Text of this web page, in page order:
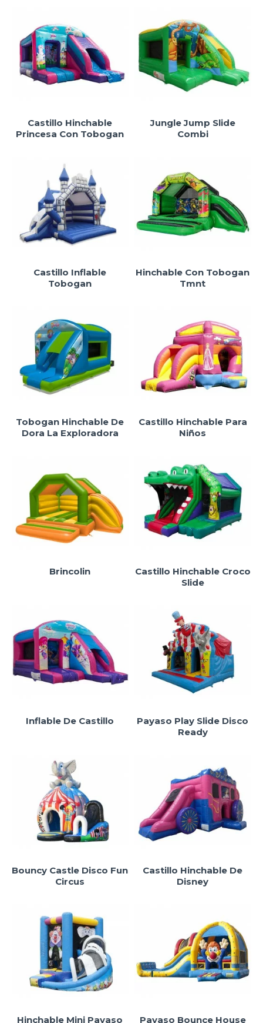
Castillo Hinchable
Princesa Con Tobogan
Jungle Jump Slide
Combi
Castillo Inflable
Tobogan
Hinchable Con Tobogan
Tmnt
Tobogan Hinchable De
Dora La Exploradora
Castillo Hinchable Para
Niños
Brincolin
Castillo Hinchable Croco
Slide
Inflable De Castillo
Payaso Play Slide Disco
Ready
Bouncy Castle Disco Fun
Circus
Castillo Hinchable De
Disney
Hinchable Mini Payaso Payaso Bounce House